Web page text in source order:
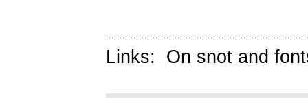
Links: On snot and